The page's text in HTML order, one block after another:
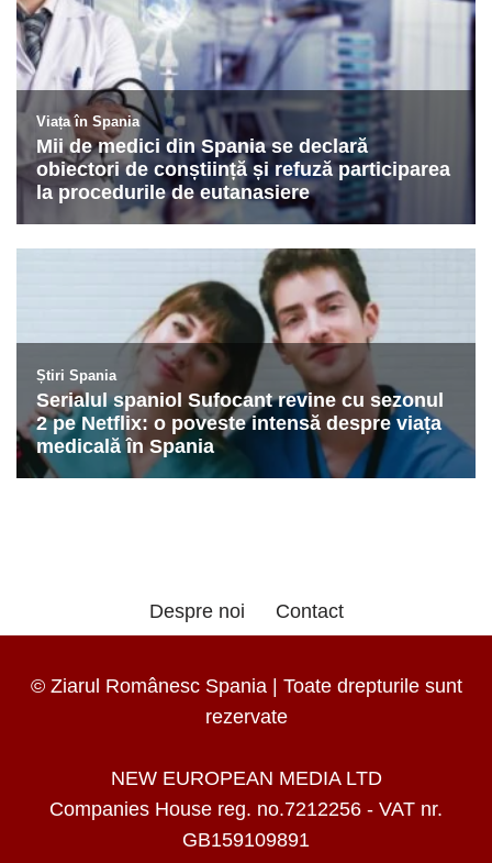
Despre noi Contact
© Ziarul Românesc Spania | Toate drepturile sunt
rezervate
NEW EUROPEAN MEDIA LTD
Companies House reg. no.7212256 - VAT nr.
GB159109891